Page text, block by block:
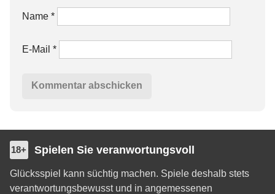
Name *
E-Mail *
18+ Spielen Sie veranwortungsvoll
Glücksspiel kann süchtig machen. Spiele deshalb stets
verantwortungsbewusst und in angemessenen